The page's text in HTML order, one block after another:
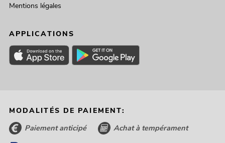
Mentions légales
APPLICATIONS
MODALITÉS DE PAIEMENT:
Paiement anticipé Achat à tempérament